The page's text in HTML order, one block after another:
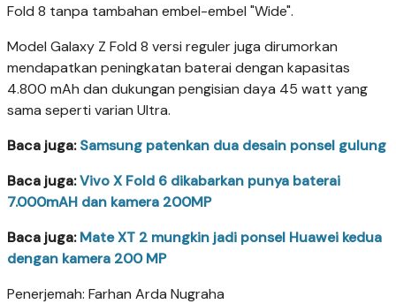
Fold 8 tanpa tambahan embel-embel "Wide".
Model Galaxy Z Fold 8 versi reguler juga dirumorkan
mendapatkan peningkatan baterai dengan kapasitas
4.800 mAh dan dukungan pengisian daya 45 watt yang
sama seperti varian Ultra.
Baca juga:Samsung patenkan dua desain ponsel gulung
Baca juga:Vivo X Fold 6 dikabarkan punya baterai
7.000mAH dan kamera 200MP
Baca juga:Mate XT 2 mungkin jadi ponsel Huawei kedua
dengan kamera 200 MP
Penerjemah: Farhan Arda Nugraha